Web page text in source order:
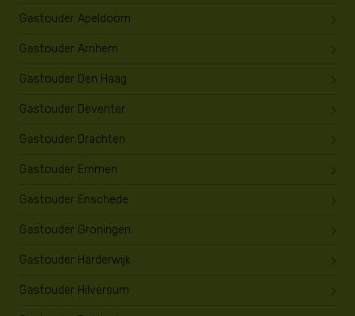
Gastouder Apeldoorn
Gastouder Arnhem
Gastouder Den Haag
Gastouder Deventer
Gastouder Drachten
Gastouder Emmen
Gastouder Enschede
Gastouder Groningen
Gastouder Harderwijk
Gastouder Hilversum